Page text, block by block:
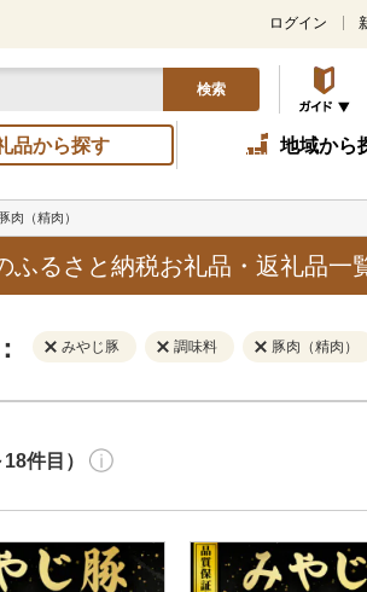
ログイン
検索
品から探す 地域から
豚肉（精肉）
ふるさと納税お礼品・返礼品一
みやじ豚 調味料 豚肉（精肉）
円
件目）